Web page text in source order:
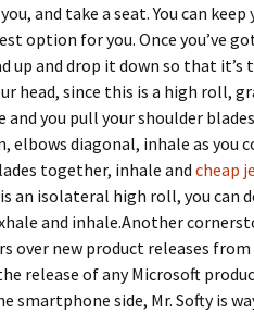
and take a seat. You can
option for you. Once you’ve
up and drop it down so that it’s
head, since this is a high roll,
and you pull your shoulder
elbows diagonal, inhale as you
together, inhale and cheap
an isolateral high roll, you can
and inhale.Another
over new product releases
release of any Microsoft
smartphone side, Mr. Softy is